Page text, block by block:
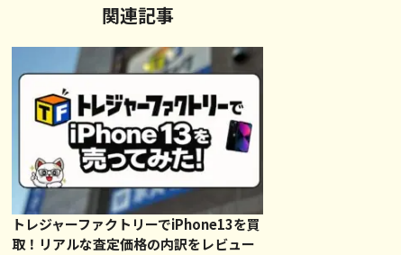
関連記事
トレジャーファクトリーでiPhone13を買
取！リアルな査定価格の内訳をレビュー